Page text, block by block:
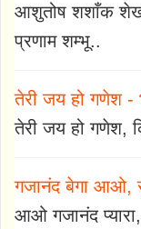
आशुतोष शशाँक
प्रणाम शम्भू..
तेरी जय हो गणेश
तेरी जय हो गणेश,
गजानंद बेगा आओ,
आओ गजानंद प्यारा,